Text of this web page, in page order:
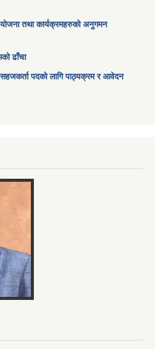
तथा कार्यक्रमहरुको अनुगमन
ढाँचा
पदको लागि पाठ्यक्रम र आवेदन